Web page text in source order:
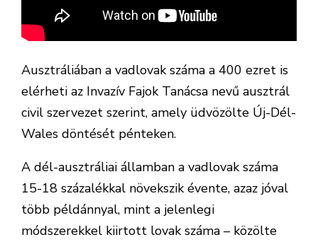
Ausztráliában a vadlovak száma a 400 ezret is
elérheti az Invazív Fajok Tanácsa nevű ausztrál
civil szervezet szerint, amely üdvözölte Új-Dél-
Wales döntését pénteken.
A dél-ausztráliai államban a vadlovak száma
15-18 százalékkal növekszik évente, azaz jóval
több példánnyal, mint a jelenlegi
módszerekkel kiirtott lovak száma – közölte